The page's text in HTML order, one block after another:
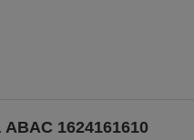
1624161610